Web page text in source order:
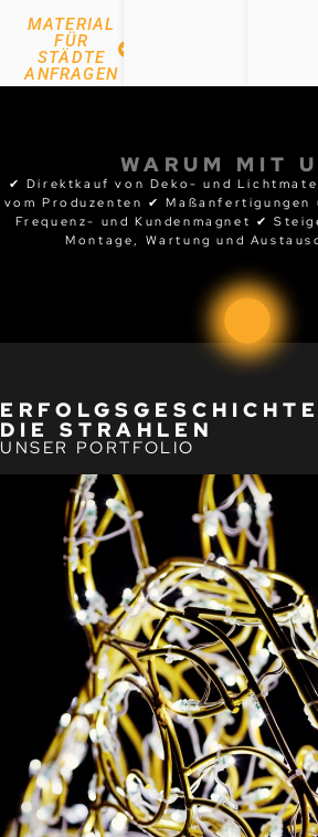
MATERIAL
FÜR
STÄDTE
ANFRAGEN
WARUM MIT
✔ Direktkauf von Deko- und
vom Produzenten ✔ Maßanfertigungen
Frequenz- und Kundenmagnet ✔
Montage, Wartung und
DIE STRAHLEN
UNSER PORTFOLIO